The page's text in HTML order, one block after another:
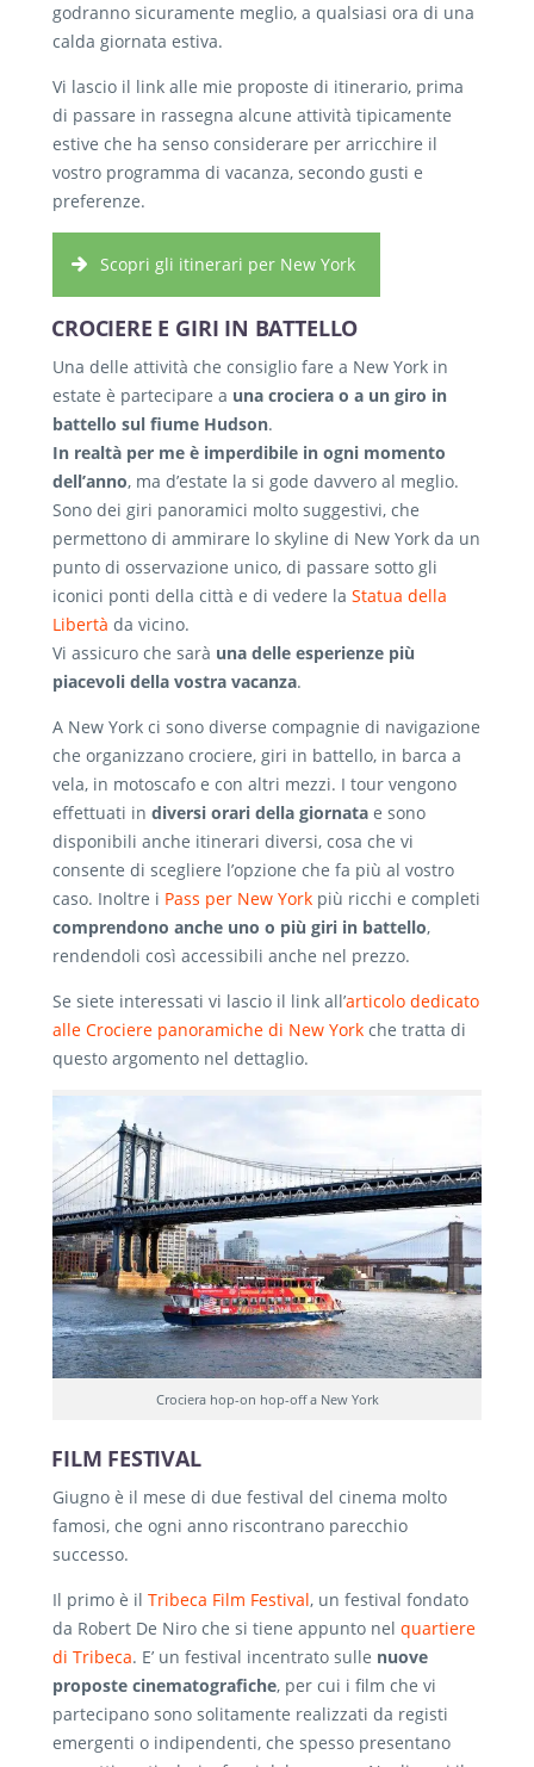
godranno sicuramente meglio, a qualsiasi ora di una
calda giornata estiva.
Vi lascio il link alle mie proposte di itinerario, prima
di passare in rassegna alcune attività tipicamente
estive che ha senso considerare per arricchire il
vostro programma di vacanza, secondo gusti e
preferenze.
Scopri gli itinerari per New York
CROCIERE E GIRI IN BATTELLO
Una delle attività che consiglio fare a New York in
estate è partecipare a una crociera o a un giro in
battello sul fiume Hudson.
In realtà per me è imperdibile in ogni momento
dell’anno, ma d’estate la si gode davvero al meglio.
Sono dei giri panoramici molto suggestivi, che
permettono di ammirare lo skyline di New York da un
punto di osservazione unico, di passare sotto gli
iconici ponti della città e di vedere la Statua della
Libertà da vicino.
Vi assicuro che sarà una delle esperienze più
piacevoli della vostra vacanza.
A New York ci sono diverse compagnie di navigazione
che organizzano crociere, giri in battello, in barca a
vela, in motoscafo e con altri mezzi. I tour vengono
effettuati in diversi orari della giornata e sono
disponibili anche itinerari diversi, cosa che vi
consente di scegliere l’opzione che fa più al vostro
caso. Inoltre i Pass per New York più ricchi e completi
comprendono anche uno o più giri in battello,
rendendoli così accessibili anche nel prezzo.
Se siete interessati vi lascio il link all’articolo dedicato
alle Crociere panoramiche di New York che tratta di
questo argomento nel dettaglio.
Crociera hop-on hop-off a New York
FILM FESTIVAL
Giugno è il mese di due festival del cinema molto
famosi, che ogni anno riscontrano parecchio
successo.
Il primo è il Tribeca Film Festival, un festival fondato
da Robert De Niro che si tiene appunto nel quartiere
di Tribeca. E’ un festival incentrato sulle nuove
proposte cinematografiche, per cui i film che vi
partecipano sono solitamente realizzati da registi
emergenti o indipendenti, che spesso presentano